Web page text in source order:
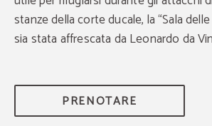
stanze della corte ducale, la “Sala
sia stata affrescata da Leonardo da
PRENOTARE